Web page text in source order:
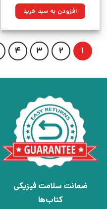
۱,۶۸۰,۰۰۰تومان
بود.
۱,۳۱۸,۸۰۰تومان.افزودن به سبد خرید
1
2
3
4
ضمانت سلامت فیزیکی
کتاب‌ها